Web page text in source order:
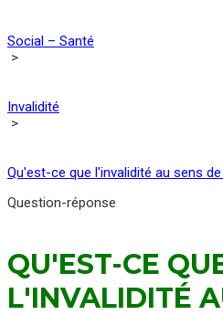
Social – Santé
>
Invalidité
>
Qu'est-ce que l'invalidité au sens
Question-réponse
QU'EST-CE
L'INVALIDITÉ